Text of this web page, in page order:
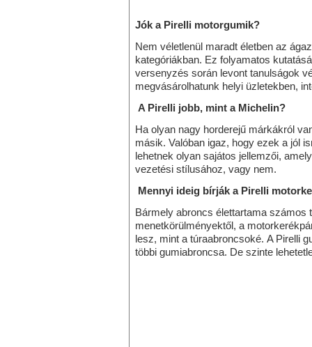
Jók a Pirelli motorgumik?
Nem véletlenül maradt életben az
kategóriákban. Ez folyamatos
versenyzés során levont tanulságok
megvásárolhatunk helyi üzletekben,
A Pirelli jobb, mint a Michelin?
Ha olyan nagy horderejű márkákról
másik. Valóban igaz, hogy ezek a jól
lehetnek olyan sajátos jellemzői,
vezetési stílusához, vagy nem.
Mennyi ideig bírják a Pirelli
Bármely abroncs élettartama számos
menetkörülményektől, a
lesz, mint a túraabroncsoké. A Pirelli
többi gumiabroncsa. De szinte